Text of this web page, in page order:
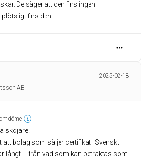
De säger att den fins ingen
fins den.
2025-02-18
AB
skojare.
att bolag som säljer certifikat "Svenskt
långt i i från vad som kan betraktas som